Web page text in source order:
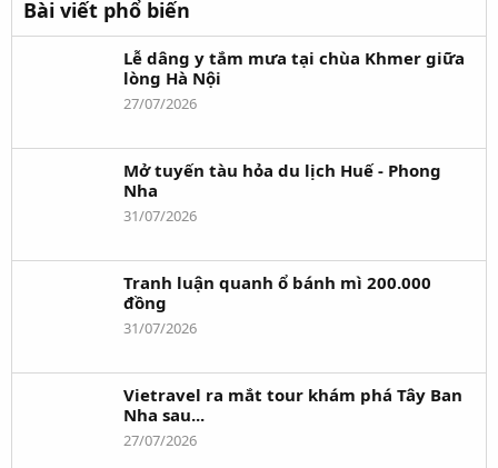
Bài viết phổ biến
Lễ dâng y tắm mưa tại chùa Khmer giữa
lòng Hà Nội
27/07/2026
Mở tuyến tàu hỏa du lịch Huế - Phong
Nha
31/07/2026
Tranh luận quanh ổ bánh mì 200.000
đồng
31/07/2026
Vietravel ra mắt tour khám phá Tây Ban
Nha sau...
27/07/2026